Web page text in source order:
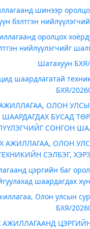
шинээр
бэлтгэн
оролцох
нийлүүлэгчийг
Шатахуун
шаардлагатай
БХЯ/
ОЛОН
БУСАД
СОНГОН
АЖИЛЛАГАА, ОЛОН
СЭЛБЭГ,
цэргийн баг
шаардагдах
Олон улсын
БХЯ/